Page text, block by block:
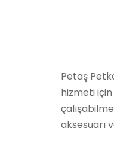
Petaş
hizmeti için
aksesuarı